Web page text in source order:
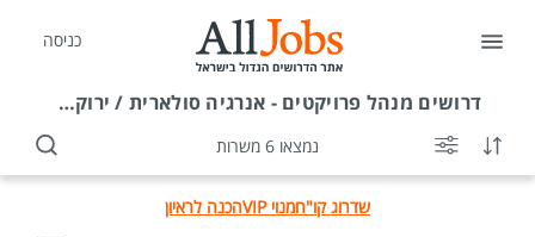
כניסה
דרושים מנהל פרויקטים - אנרגיה סולארית / ירוקה בחיפה
נמצאו 6 משרות
שדרוג קו"חמנוי VIP
הכנה לראיון